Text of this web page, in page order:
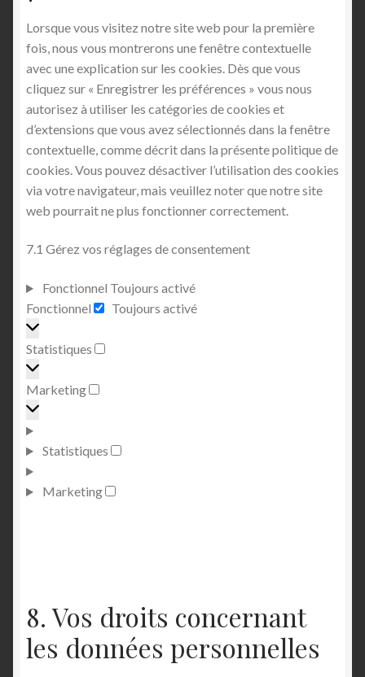
Lorsque vous visitez notre site web pour la première
fois, nous vous montrerons une fenêtre contextuelle
avec une explication sur les cookies. Dès que vous
cliquez sur « Enregistrer les préférences » vous nous
autorisez à utiliser les catégories de cookies et
d’extensions que vous avez sélectionnés dans la fenêtre
contextuelle, comme décrit dans la présente politique de
cookies. Vous pouvez désactiver l’utilisation des cookies
via votre navigateur, mais veuillez noter que notre site
web pourrait ne plus fonctionner correctement.
7.1 Gérez vos réglages de consentement
Fonctionnel Toujours activé
Fonctionnel
Fonctionnel
Toujours activé
Statistiques
Marketing
Statistiques
Marketing
8. Vos droits concernant
les données personnelles